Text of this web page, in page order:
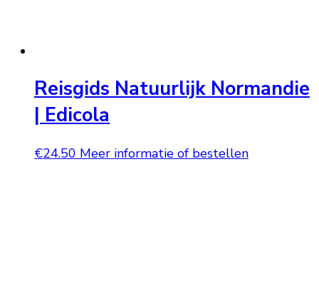
Reisgids Natuurlijk Normandie
| Edicola
€24.50 Meer informatie of bestellen